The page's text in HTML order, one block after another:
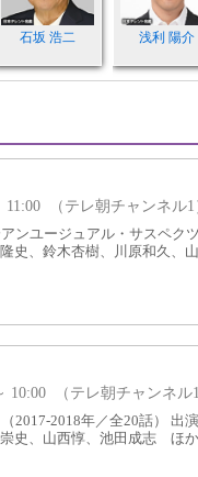
石坂 浩二 浅利 陽介
11:00 （テレ朝チャンネル1
ンユージュアル・サスペク
史、鈴木杏樹、川原和久
10:00 （テレ朝チャンネル
2017-2018年／全20話） 出
史、山西惇、池田成志 ほか